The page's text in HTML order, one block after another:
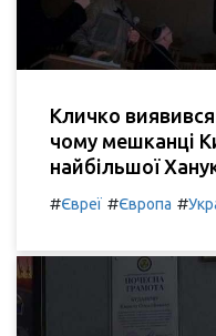
Кличко
чому мешканці
найбільшої
#Євреї #Європа #